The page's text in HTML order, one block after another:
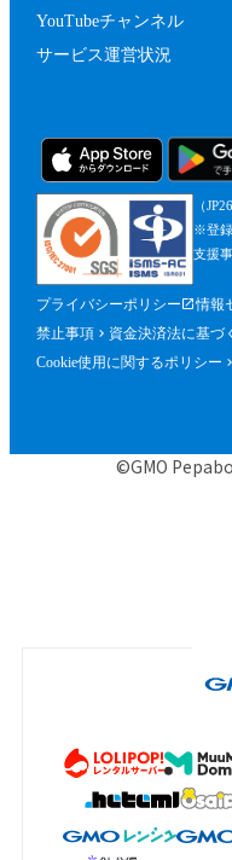
YouTubeチャンネル
サービス運営状況
（
※登録
支援
プライバシーポリシー 情報
禁止事項
資金決済法に基づ
Cookie使用に関するポリシー
©GMO